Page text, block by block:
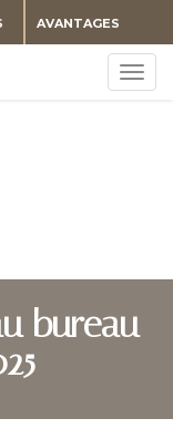
AVANTAGES
bureau